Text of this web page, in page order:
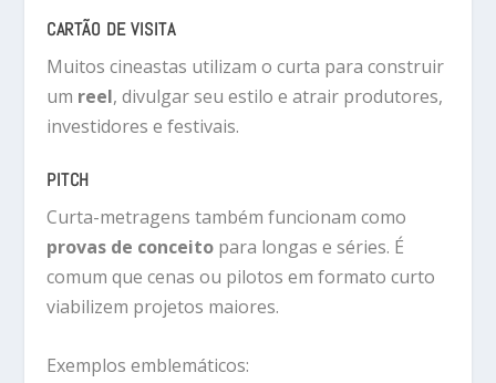
CARTÃO DE VISITA
Muitos cineastas utilizam o curta para construir
um reel, divulgar seu estilo e atrair produtores,
investidores e festivais.
PITCH
Curta-metragens também funcionam como
provas de conceito para longas e séries. É
comum que cenas ou pilotos em formato curto
viabilizem projetos maiores.
Exemplos emblemáticos: